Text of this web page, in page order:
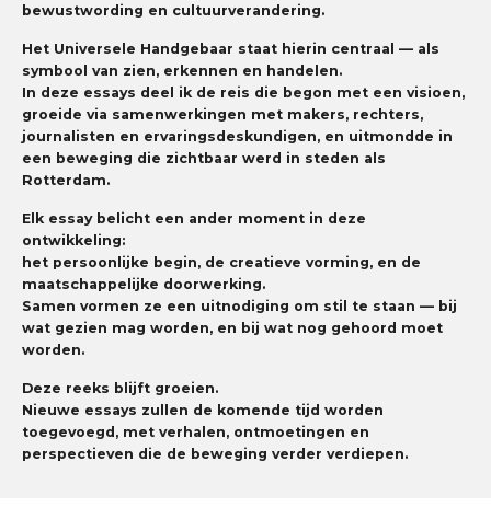
bewustwording en cultuurverandering.
Het Universele Handgebaar staat hierin centraal — als
symbool van zien, erkennen en handelen.
In deze essays deel ik de reis die begon met een visioen,
groeide via samenwerkingen met makers, rechters,
journalisten en ervaringsdeskundigen, en uitmondde in
een beweging die zichtbaar werd in steden als
Rotterdam.
Elk essay belicht een ander moment in deze
ontwikkeling:
het persoonlijke begin, de creatieve vorming, en de
maatschappelijke doorwerking.
Samen vormen ze een uitnodiging om stil te staan — bij
wat gezien mag worden, en bij wat nog gehoord moet
worden.
Deze reeks blijft groeien.
Nieuwe essays zullen de komende tijd worden
toegevoegd, met verhalen, ontmoetingen en
perspectieven die de beweging verder verdiepen.